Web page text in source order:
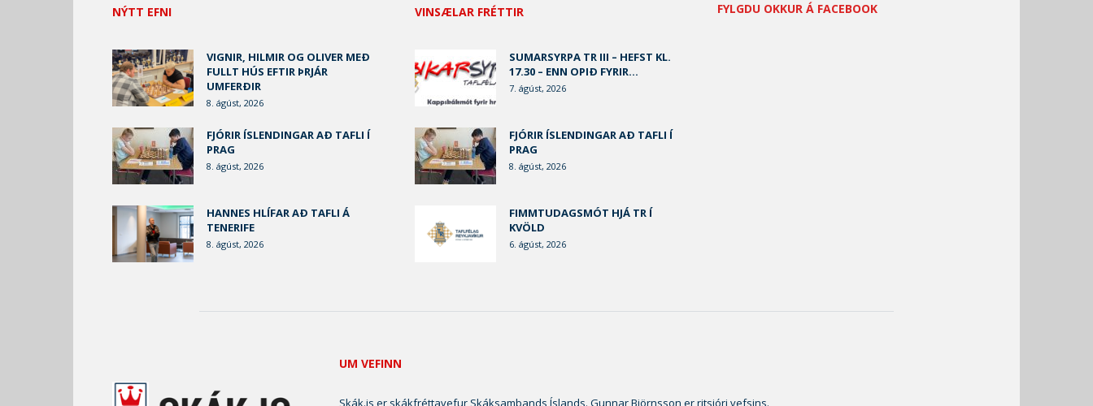
NÝTT EFNI
VIGNIR, HILMIR OG OLIVER MEÐ
FULLT HÚS EFTIR ÞRJÁR
UMFERÐIR
8. ágúst, 2026
FJÓRIR ÍSLENDINGAR AÐ TAFLI Í
PRAG
8. ágúst, 2026
HANNES HLÍFAR AÐ TAFLI Á
TENERIFE
8. ágúst, 2026
VINSÆLAR FRÉTTIR
SUMARSYRPA TR III – HEFST KL.
17.30 – ENN OPIÐ FYRIR...
7. ágúst, 2026
FJÓRIR ÍSLENDINGAR AÐ TAFLI Í
PRAG
8. ágúst, 2026
FIMMTUDAGSMÓT HJÁ TR Í
KVÖLD
6. ágúst, 2026
FYLGDU OKKUR Á FACEBOOK
UM VEFINN
Skák.is er skákfréttavefur Skáksambands Íslands. Gunnar Björnsson er ritsjóri vefsins.